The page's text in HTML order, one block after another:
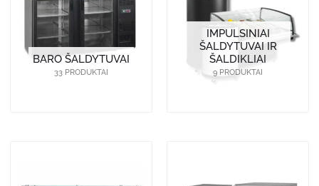
BARO ŠALDYTUVAI
33 PRODUKTAI
IMPULSINIAI
ŠALDYTUVAI IR
ŠALDIKLIAI
9 PRODUKTAI